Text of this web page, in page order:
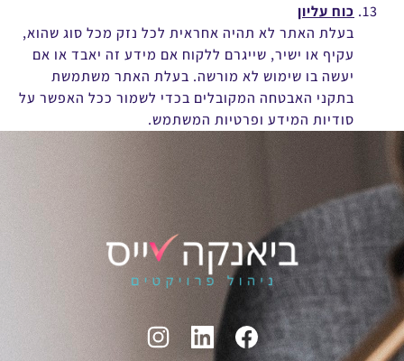
כוח עליון
בעלת האתר לא תהיה אחראית לכל נזק מכל סוג שהוא,
עקיף או ישיר, שייגרם ללקוח אם מידע זה יאבד או אם
יעשה בו שימוש לא מורשה. בעלת האתר משתמשת
בתקני האבטחה המקובלים בכדי לשמור ככל האפשר על
סודיות המידע ופרטיות המשתמש.